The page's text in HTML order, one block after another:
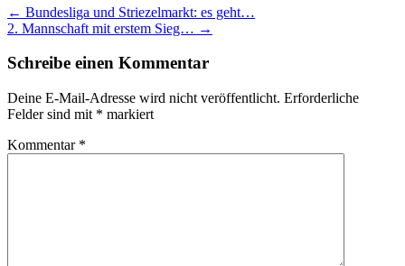
← Bundesliga und Striezelmarkt: es geht…
2. Mannschaft mit erstem Sieg… →
Schreibe einen Kommentar
Deine E-Mail-Adresse wird nicht veröffentlicht. Erforderliche
Felder sind mit * markiert
Kommentar *